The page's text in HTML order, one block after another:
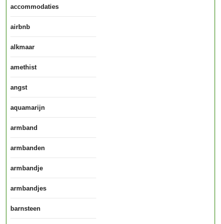
accommodaties
airbnb
alkmaar
amethist
angst
aquamarijn
armband
armbanden
armbandje
armbandjes
barnsteen